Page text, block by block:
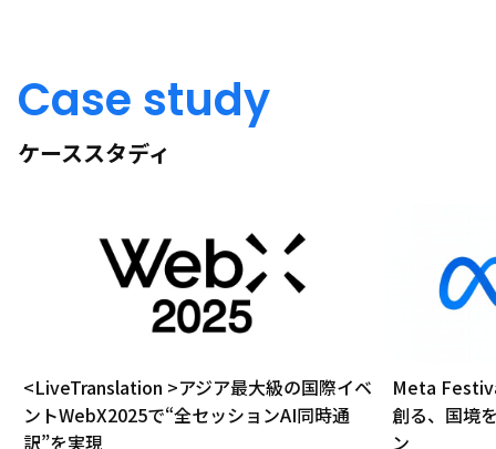
Case study
ケーススタディ
<LiveTranslation >アジア最大級の国際イベ
ントWebX2025で“全セッションAI同時通
訳”を実現
Meta
創る、国境
ン